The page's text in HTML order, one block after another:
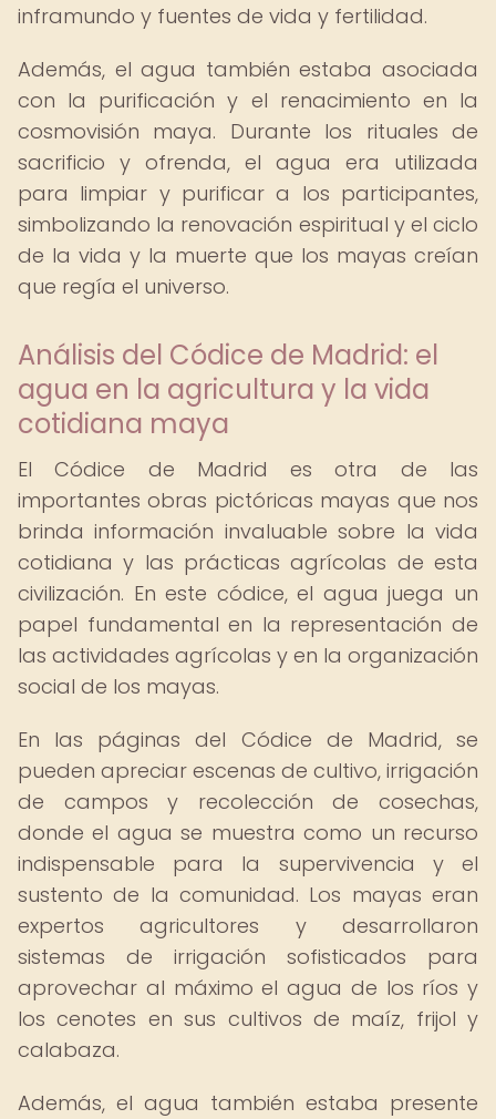
inframundo y fuentes de vida y fertilidad.
Además, el agua también estaba asociada
con la purificación y el renacimiento en la
cosmovisión maya. Durante los rituales de
sacrificio y ofrenda, el agua era utilizada
para limpiar y purificar a los participantes,
simbolizando la renovación espiritual y el ciclo
de la vida y la muerte que los mayas creían
que regía el universo.
Análisis del Códice de Madrid: el
agua en la agricultura y la vida
cotidiana maya
El Códice de Madrid es otra de las
importantes obras pictóricas mayas que nos
brinda información invaluable sobre la vida
cotidiana y las prácticas agrícolas de esta
civilización. En este códice, el agua juega un
papel fundamental en la representación de
las actividades agrícolas y en la organización
social de los mayas.
En las páginas del Códice de Madrid, se
pueden apreciar escenas de cultivo, irrigación
de campos y recolección de cosechas,
donde el agua se muestra como un recurso
indispensable para la supervivencia y el
sustento de la comunidad. Los mayas eran
expertos agricultores y desarrollaron
sistemas de irrigación sofisticados para
aprovechar al máximo el agua de los ríos y
los cenotes en sus cultivos de maíz, frijol y
calabaza.
Además, el agua también estaba presente